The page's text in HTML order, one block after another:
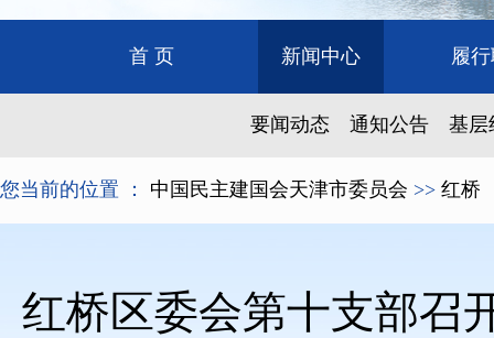
首 页 新闻中心 履
要闻动态 通知公告 基层
您当前的位置 ： 中国民主建国会天津市委员会 >> 红桥
红桥区委会第十支部召